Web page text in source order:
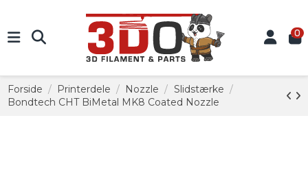
0
Forside Printerdele Nozzle
Slidstærke
Bondtech CHT BiMetal MK8 Coated Nozzle